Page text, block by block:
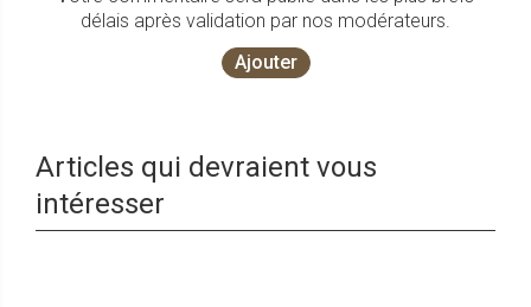
délais après validation par nos modérateurs.
Ajouter
Articles qui devraient vous
intéresser